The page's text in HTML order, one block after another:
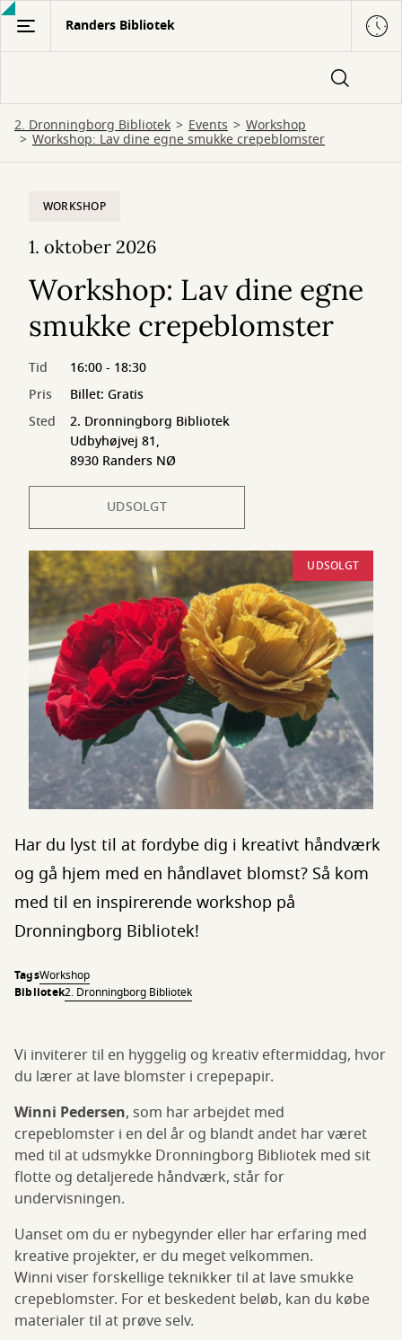
Gå
hovedindhold
Randers Bibliotek
2. Dronningborg Bibliotek Events Workshop
Workshop: Lav dine egne smukke crepeblomster
UDSOLGT
WORKSHOP
1. oktober 2026
Workshop: Lav dine egne
smukke crepeblomster
Tid
16:00 - 18:30
Pris
Billet: Gratis
Sted
2. Dronningborg Bibliotek
Udbyhøjvej 81,
8930 Randers NØ
UDSOLGT
Har du lyst til at fordybe dig i kreativt håndværk
og gå hjem med en håndlavet blomst? Så kom
med til en inspirerende workshop på
Dronningborg Bibliotek!
TagsWorkshop
Bibliotek2. Dronningborg Bibliotek
Vi inviterer til en hyggelig og kreativ eftermiddag, hvor
du lærer at lave blomster i crepepapir.
Winni Pedersen, som har arbejdet med
crepeblomster i en del år og blandt andet har været
med til at udsmykke Dronningborg Bibliotek med sit
flotte og detaljerede håndværk, står for
undervisningen.
Uanset om du er nybegynder eller har erfaring med
kreative projekter, er du meget velkommen.
Winni viser forskellige teknikker til at lave smukke
crepeblomster. For et beskedent beløb, kan du købe
materialer til at prøve selv.